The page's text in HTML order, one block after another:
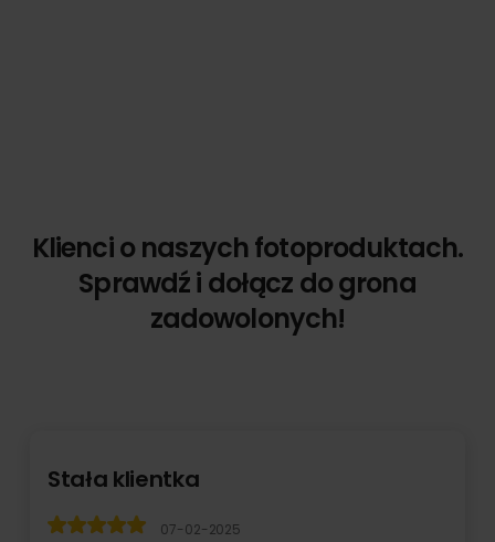
Klienci o naszych fotoproduktach.
Sprawdź i dołącz do grona
zadowolonych!
Stała klientka
07-02-2025